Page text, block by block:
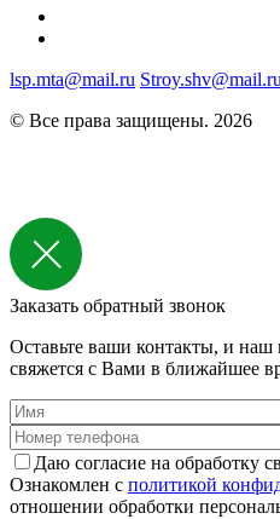
lsp.mta@mail.ru Stroy.shv@mail.ru
© Все права защищены. 2026
Заказать обратный звонок
Оставьте ваши контакты, и наш
свяжется с Вами в ближайшее
Даю согласие на обработку
Ознакомлен с политикой
отношении обработки